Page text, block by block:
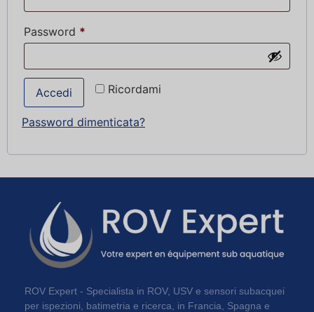
Password *
Ricordami
Accedi
Password dimenticata?
ROV Expert - Specialista in ROV, USV e sensori subacquei
per ispezioni, batimetria e ricerca, in Francia, Spagna e